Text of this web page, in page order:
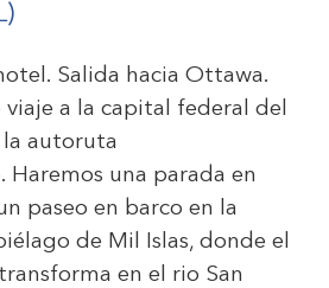
Salida hacia Ottawa.
a la capital federal del
la autoruta
Haremos una parada en
paseo en barco en la
de Mil Islas, donde el
en el rio San